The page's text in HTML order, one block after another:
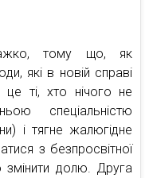
тому що, як
які в новій справі
ті, хто нічого не
спеціальністю
і тягне жалюгідне
з безпросвітної
змінити долю. Друга